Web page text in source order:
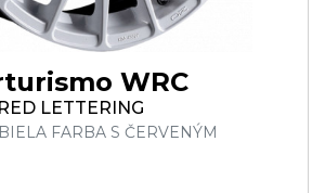
WRC
LETTERING
FARBA S ČERVENÝM